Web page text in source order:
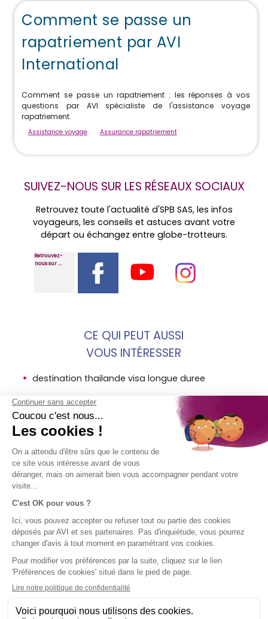
Comment se passe un
rapatriement par AVI
International
Comment se passe un rapatriement : les réponses à vos
questions par AVI spécialiste de l'assistance voyage
rapatriement.
Assistance voyage Assurance rapatriement
SUIVEZ-NOUS SUR LES RÉSEAUX SOCIAUX
Retrouvez toute l'actualité d'SPB SAS, les infos
voyageurs, les conseils et astuces avant votre
départ ou échangez entre globe-trotteurs.
Retrouvez-
nous sur ...
CE QUI PEUT AUSSI
VOUS INTÉRESSER
destination thailande visa longue duree
ou feter saint patrick 2018 avi assurance
rapatriement
destination argentine assurance voyage pvt avi
MENTIONS
Mentions
légales AVI
Conditions
d'utilisation
Politique
d'utilisation
Plan du site
SOCIÉTÉ
AVI
voyage en
bref
Groupe SPB
ACCÈS
Contact
Aide
SUIVEZ-